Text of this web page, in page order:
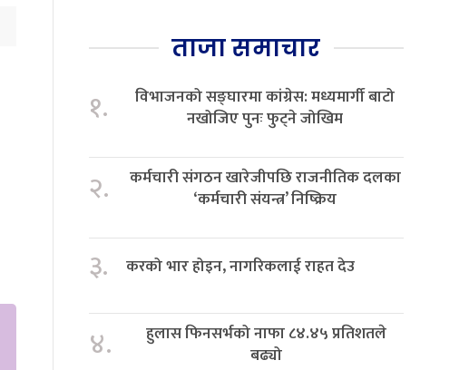
ताजा समाचार
१.
विभाजनको सङ्घारमा कांग्रेस: मध्यमार्गी बाटो
नखोजिए पुनः फुट्ने जोखिम
२.
कर्मचारी संगठन खारेजीपछि राजनीतिक दलका
‘कर्मचारी संयन्त्र’ निष्क्रिय
३. करको भार होइन, नागरिकलाई राहत देउ
४.
हुलास फिनसर्भको नाफा ८४.४५ प्रतिशतले
बढ्यो